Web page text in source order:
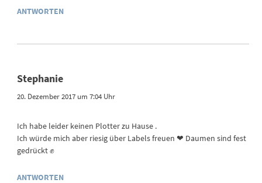
ANTWORTEN
Stephanie
20. Dezember 2017 um 7:04 Uhr
Ich habe leider keinen Plotter zu Hause .
Ich würde mich aber riesig über Labels freuen ❤ Daumen sind fest
gedrückt ✊
ANTWORTEN